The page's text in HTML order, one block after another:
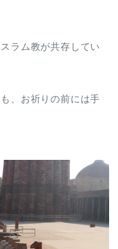
ラム教が共存してい
、お祈りの前には手